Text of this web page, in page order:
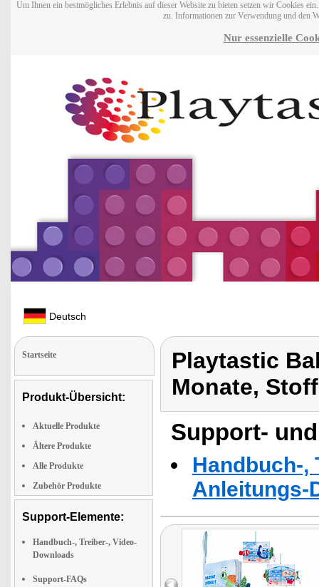
Um Ihnen ein bestmögliches Erlebnis auf dieser Website zu bieten setzen wir Cookies
zu. Informationen zur Verwendung und den
Nur essenzielle
Deutsch
Startseite
Produkt-Übersicht:
Aktuelle Produkte
Ältere Produkte
Alle Produkte
Zubehör Produkte
Support-Elemente:
Handbuch-, Treiber-, Video-
Downloads
Support-FAQs
Playtastic
Monate,
Support-
Handbuch-,
Anleitungs-